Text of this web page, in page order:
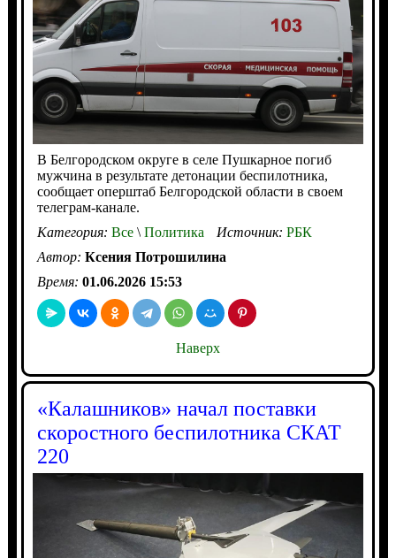
В Белгородском округе в селе Пушкарное погиб
мужчина в результате детонации беспилотника,
сообщает оперштаб Белгородской области в своем
телеграм-канале.
Категория: Все\Политика Источник: РБК
Автор: Ксения Потрошилина
Время: 01.06.2026 15:53
Наверх
«Калашников» начал поставки
скоростного беспилотника СКАТ
220